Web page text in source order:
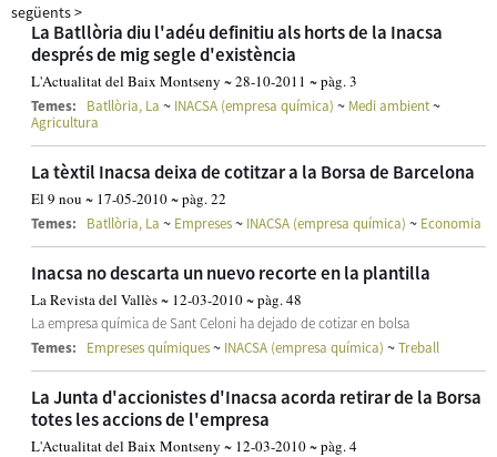
següents>
La Batllòria diu l'adéu definitiu als horts de la Inacsa
després de mig segle d'existència
L'Actualitat del Baix Montseny ~ 28-10-2011 ~ pàg. 3
Temes: Batllòria, La ~ INACSA (empresa química) ~ Medi ambient~
Agricultura
La tèxtil Inacsa deixa de cotitzar a la Borsa de Barcelona
El 9 nou ~ 17-05-2010 ~ pàg. 22
Temes: Batllòria, La ~ Empreses~ INACSA (empresa química) ~ Economia
Inacsa no descarta un nuevo recorte en la plantilla
La Revista del Vallès ~ 12-03-2010 ~ pàg. 48
La empresa química de Sant Celoni ha dejado de cotizar en bolsa
Temes:
Empreses químiques~ INACSA (empresa química) ~Treball
La Junta d'accionistes d'Inacsa acorda retirar de la Borsa
totes les accions de l'empresa
L'Actualitat del Baix Montseny ~ 12-03-2010 ~ pàg. 4